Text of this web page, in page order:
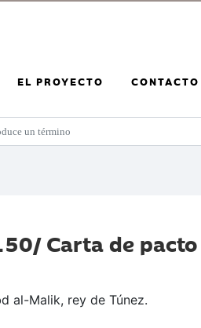
EL PROYECTO CONTACTO
Carta de
al-Malik, rey de Túnez.